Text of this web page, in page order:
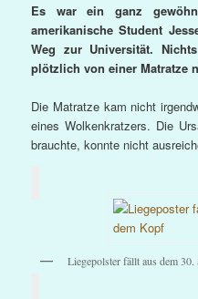
Es war ein ganz
amerikanische Student
Weg zur Universität.
plötzlich von einer Matratze
Die Matratze kam nicht
eines Wolkenkratzers. Die
brauchte, konnte nicht
Liegepolster fällt aus dem 30.